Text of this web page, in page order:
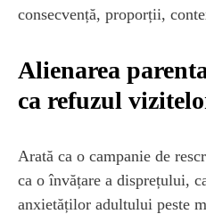
consecvență, proporții,
Alienarea
ca refuzul
Arată ca o campanie de
ca o învățare a disprețului,
anxietăților adultului peste